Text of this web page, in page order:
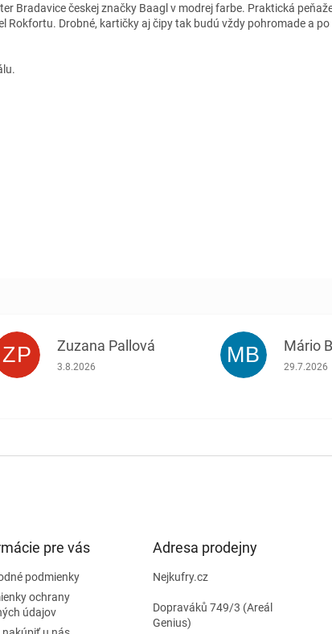
Bradavice českej značky Baagl v modrej farbe. Praktická
Rokfortu. Drobné, kartičky aj čipy tak budú vždy pohromade a po
ZP Zuzana Pallová
Hodnotenie obchodu je 5 z 5 hviezdičiek.
3.8.2026 MB Mário
29.7.2026
pre vás
podmienky
ochrany
údajov
Adresa prodejny
Nejkufry.cz
Dopraváků 749/3 (Areál
Genius)